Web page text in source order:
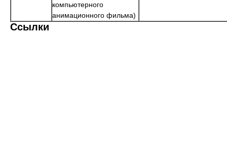
компьютерного
анимационного фильма)
Ссылки